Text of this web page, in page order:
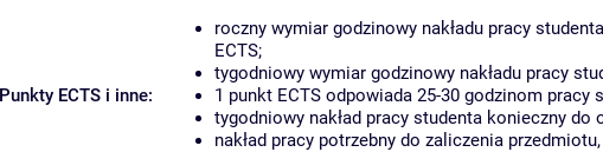
Punkty ECTS i inne:
roczny wymiar godzinowy nakładu pracy
ECTS;
tygodniowy wymiar godzinowy nakładu pracy
1 punkt ECTS odpowiada 25-30 godzinom
tygodniowy nakład pracy studenta konieczny do
nakład pracy potrzebny do zaliczenia